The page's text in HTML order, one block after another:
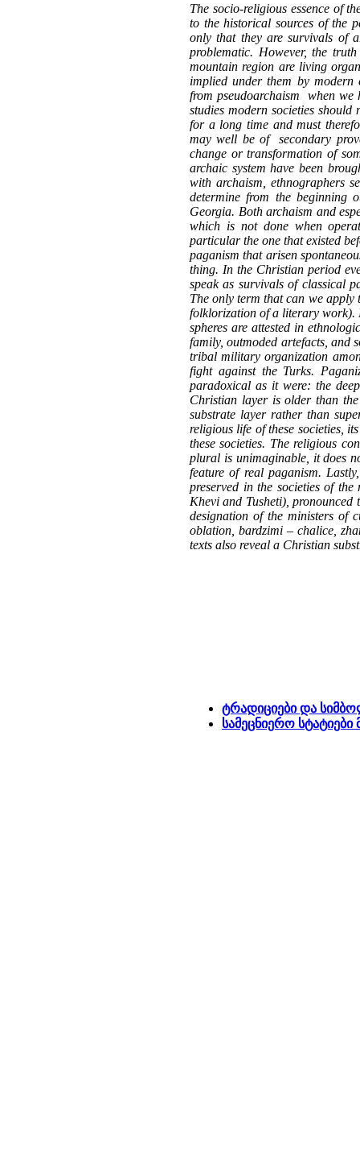
The socio-religious essence of
to the historical sources of the
only that they are survivals of
problematic. However, the
mountain region are living
implied under them by modern
from pseudoarchaism when
studies modern societies should
for a long time and must
may well be of secondary
change or transformation of
archaic system have been
with archaism, ethnographers
determine from the beginning
Georgia. Both archaism and
which is not done when
particular the one that existed
paganism that arisen
thing. In the Christian period
speak as survivals of classical
The only term that can we
folklorization of a literary work).
spheres are attested in
family, outmoded artefacts, and
tribal military organization
fight against the Turks.
paradoxical as it were: the
Christian layer is older than
substrate layer rather than
religious life of these societies,
these societies. The religious
plural is unimaginable, it does
feature of real paganism.
preserved in the societies of
Khevi and Tusheti), pronounced
designation of the ministers of
oblation, bardzimi – chalice,
texts also reveal a Christian
ტრადიციები და
სამეცნიერო